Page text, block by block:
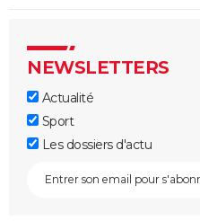
NEWSLETTERS
Actualité
Sport
Les dossiers d'actu